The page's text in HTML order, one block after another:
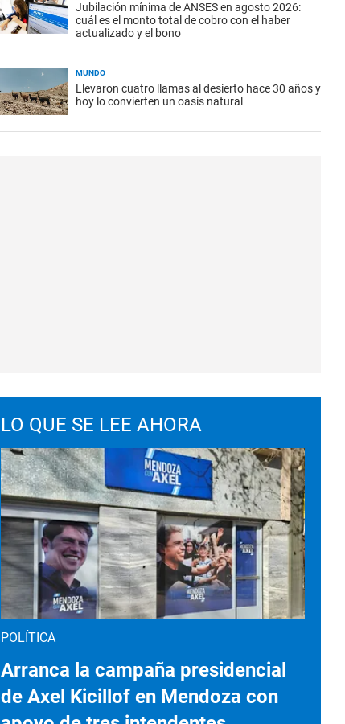
Jubilación mínima de ANSES en agosto 2026:
cuál es el monto total de cobro con el haber
actualizado y el bono
MUNDO
Llevaron cuatro llamas al desierto hace 30 años y
hoy lo convierten un oasis natural
LO QUE SE LEE AHORA
POLÍTICA
Arranca la campaña presidencial
de Axel Kicillof en Mendoza con